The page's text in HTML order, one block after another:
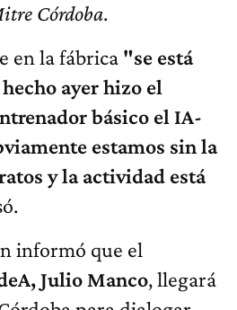
Córdoba.
en la fábrica "se está
hecho ayer hizo el
básico el IA-
estamos sin la
y la actividad está
informó que el
Julio Manco, llegará